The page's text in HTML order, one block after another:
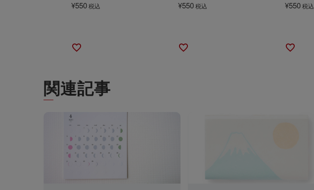
¥550税込 ¥550税込 ¥550税込
関連記事